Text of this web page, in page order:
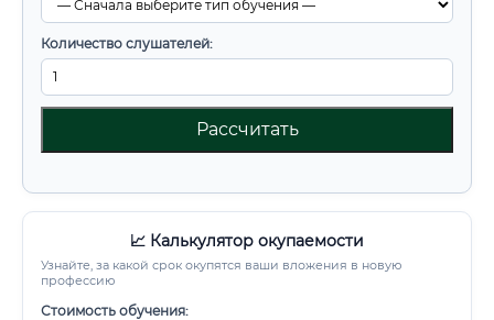
Количество слушателей:
Рассчитать
📈 Калькулятор окупаемости
Узнайте, за какой срок окупятся ваши вложения в новую
профессию
Стоимость обучения: